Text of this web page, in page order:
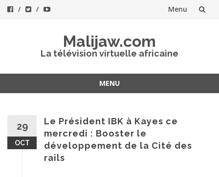
Menu
Malijaw.com
La télévision virtuelle africaine
MENU
29
OCT
Le Président IBK à Kayes ce
mercredi : Booster le
développement de la Cité des
rails